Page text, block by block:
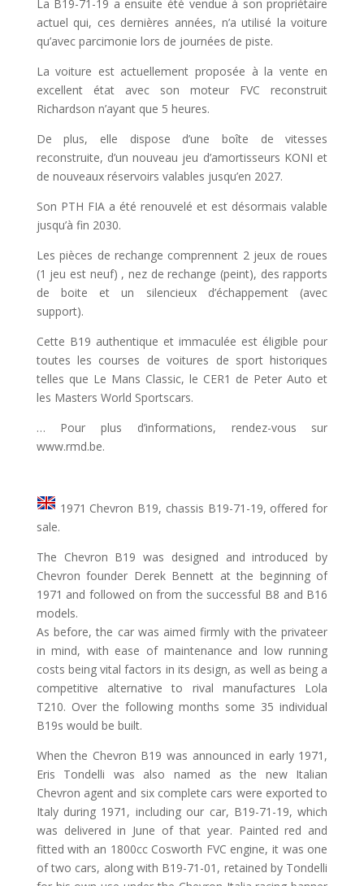
La B19-71-19 a ensuite été vendue à son propriétaire
actuel qui, ces dernières années, n’a utilisé la voiture
qu’avec parcimonie lors de journées de piste.
La voiture est actuellement proposée à la vente en
excellent état avec son moteur FVC reconstruit
Richardson n’ayant que 5 heures.
De plus, elle dispose d’une boîte de vitesses
reconstruite, d’un nouveau jeu d’amortisseurs KONI et
de nouveaux réservoirs valables jusqu’en 2027.
Son PTH FIA a été renouvelé et est désormais valable
jusqu’à fin 2030.
Les pièces de rechange comprennent 2 jeux de roues
(1 jeu est neuf) , nez de rechange (peint), des rapports
de boite et un silencieux d’échappement (avec
support).
Cette B19 authentique et immaculée est éligible pour
toutes les courses de voitures de sport historiques
telles que Le Mans Classic, le CER1 de Peter Auto et
les Masters World Sportscars.
… Pour plus d’informations, rendez-vous sur
www.rmd.be.
1971 Chevron B19, chassis B19-71-19, offered for
sale.
The Chevron B19 was designed and introduced by
Chevron founder Derek Bennett at the beginning of
1971 and followed on from the successful B8 and B16
models.
As before, the car was aimed firmly with the privateer
in mind, with ease of maintenance and low running
costs being vital factors in its design, as well as being a
competitive alternative to rival manufactures Lola
T210. Over the following months some 35 individual
B19s would be built.
When the Chevron B19 was announced in early 1971,
Eris Tondelli was also named as the new Italian
Chevron agent and six complete cars were exported to
Italy during 1971, including our car, B19-71-19, which
was delivered in June of that year. Painted red and
fitted with an 1800cc Cosworth FVC engine, it was one
of two cars, along with B19-71-01, retained by Tondelli